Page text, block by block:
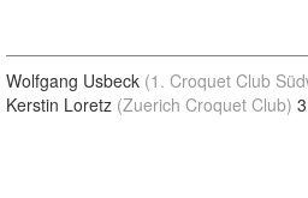
Wolfgang Usbeck (1. Croquet Club
Kerstin Loretz (Zuerich Croquet Club) 3